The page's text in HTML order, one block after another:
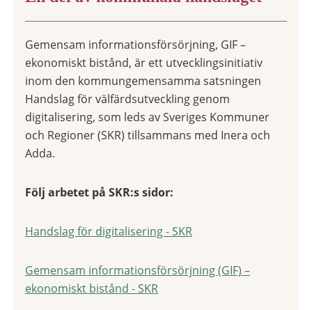
Gemensam informationsförsörjning, GIF –
ekonomiskt bistånd, är ett utvecklingsinitiativ
inom den kommungemensamma satsningen
Handslag för välfärdsutveckling genom
digitalisering, som leds av Sveriges Kommuner
och Regioner (SKR) tillsammans med Inera och
Adda.
Följ arbetet på SKR:s sidor:
Handslag för digitalisering - SKR
Gemensam informationsförsörjning (GIF) –
ekonomiskt bistånd - SKR